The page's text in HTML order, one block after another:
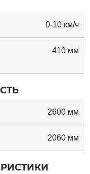
0-10 км/ч
410 мм
2600 мм
2060 мм